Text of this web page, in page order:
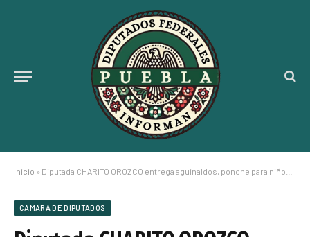
Inicio » Diputada CHARITO OROZCO entrega aguinaldos, ponche para niños y familias durante posadas
CÁMARA DE DIPUTADOS